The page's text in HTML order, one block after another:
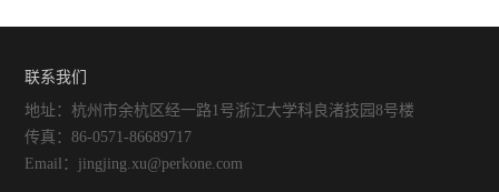
联系我们
地址：杭州市余杭区经一路1号浙江大学科良渚技园8号楼
传真：86-0571-86689717
Email：jingjing.xu@perkone.com